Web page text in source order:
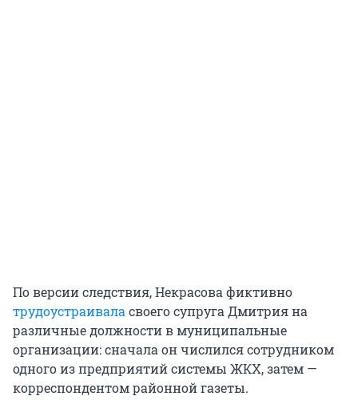
По версии следствия, Некрасова фиктивно
трудоустраивала своего супруга Дмитрия на
различные должности в муниципальные
организации: сначала он числился сотрудником
одного из предприятий системы ЖКХ, затем —
корреспондентом районной газеты.